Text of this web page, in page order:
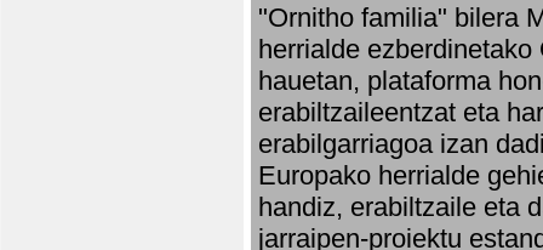
"Ornitho familia" bilera
herrialde
hauetan, plataforma
erabiltzaileentzat eta
erabilgarriagoa izan
Europako herrialde
handiz, erabiltzaile eta
jarraipen-proiektu